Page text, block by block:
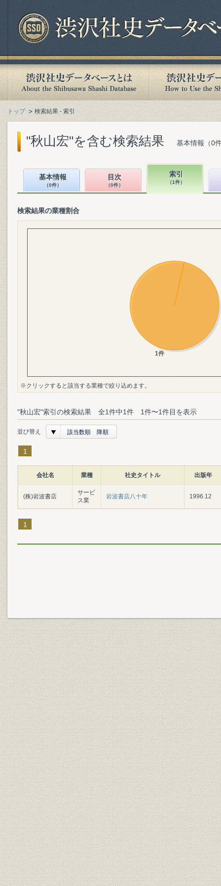
トップ 検索結果 - 索引
"秋山宏"を含む検索結果 基本情報（0
基本情報
（0件）
目次
（0件）
索引
（1件）
検索結果の業種割合
※クリックすると該当する業種で絞り込めます。
"秋山宏"索引の検索結果 全1件中1件 1件〜1件目を表示
並び替え 該当数順 降順
1
会社名 業種 社史タイトル 出版年
(株)岩波書店
サービ
ス業
岩波書店八十年 1996.12
1